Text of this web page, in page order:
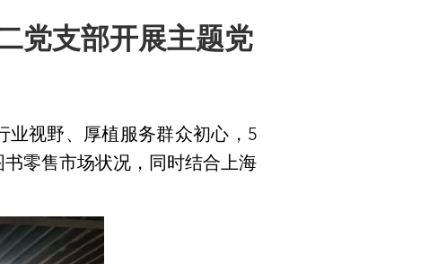
党支部开展主题党
业视野、厚植服务群众初心，5
零售市场状况，同时结合上海